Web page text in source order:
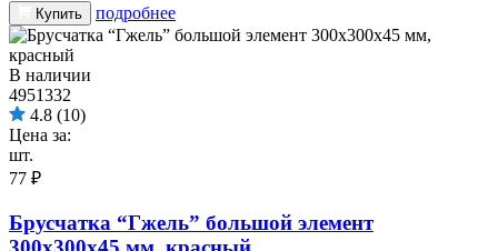
Купить подробнее
В наличии
4951332
4.8 (10)
Цена за:
шт.
77 ₽
Брусчатка “Гжель” большой элемент